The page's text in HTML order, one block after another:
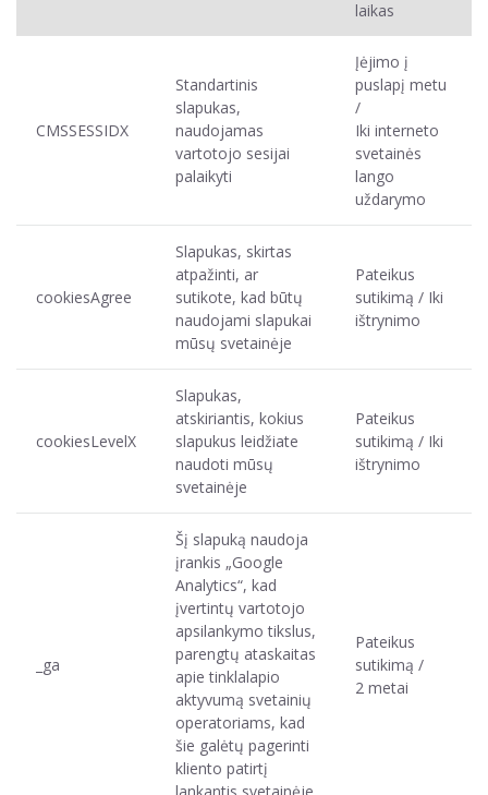
laikas
CMSSESSIDX
Standartinis
slapukas,
naudojamas
vartotojo sesijai
palaikyti
Įėjimo į
puslapį metu
/
Iki interneto
svetainės
lango
uždarymo
cookiesAgree
Slapukas, skirtas
atpažinti, ar
sutikote, kad būtų
naudojami slapukai
mūsų svetainėje
Pateikus
sutikimą / Iki
ištrynimo
cookiesLevelX
Slapukas,
atskiriantis, kokius
slapukus leidžiate
naudoti mūsų
svetainėje
Pateikus
sutikimą / Iki
ištrynimo
_ga
Šį slapuką naudoja
įrankis „Google
Analytics“, kad
įvertintų vartotojo
apsilankymo tikslus,
parengtų ataskaitas
apie tinklalapio
aktyvumą svetainių
operatoriams, kad
šie galėtų pagerinti
kliento patirtį
lankantis svetainėje
Pateikus
sutikimą /
2 metai